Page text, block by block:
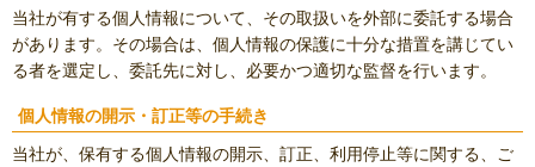
当社が有する個人情報について、その取扱いを外部に委託する場合
があります。その場合は、個人情報の保護に十分な措置を講じてい
る者を選定し、委託先に対し、必要かつ適切な監督を行います。
個人情報の開示・訂正等の手続き
当社が、保有する個人情報の開示、訂正、利用停止等に関する、ご